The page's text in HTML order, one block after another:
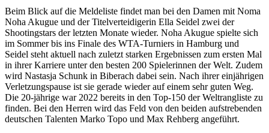
Beim Blick auf die Meldeliste findet man bei den Damen mit Noma
Noha Akugue und der Titelverteidigerin Ella Seidel zwei der
Shootingstars der letzten Monate wieder. Noha Akugue spielte sich
im Sommer bis ins Finale des WTA-Turniers in Hamburg und
Seidel steht aktuell nach zuletzt starken Ergebnissen zum ersten Mal
in ihrer Karriere unter den besten 200 Spielerinnen der Welt. Zudem
wird Nastasja Schunk in Biberach dabei sein. Nach ihrer einjährigen
Verletzungspause ist sie gerade wieder auf einem sehr guten Weg.
Die 20-jährige war 2022 bereits in den Top-150 der Weltrangliste zu
finden. Bei den Herren wird das Feld von den beiden aufstrebenden
deutschen Talenten Marko Topo und Max Rehberg angeführt.